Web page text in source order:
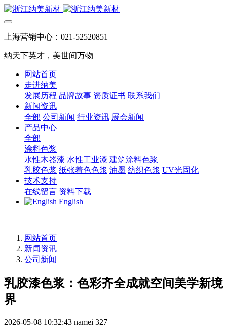
上海营销中心：021-52520851
纳天下英才，美世间万物
网站首页
走进纳美
发展历程 品牌故事 资质证书 联系我们
新闻资讯
全部 公司新闻 行业资讯 展会新闻
产品中心
全部
涂料色浆
水性木器漆 水性工业漆 建筑涂料色浆
乳胶色浆 纸张着色色浆 油墨 纺织色浆 UV光固化
技术支持
在线留言 资料下载
English
网站首页
新闻资讯
公司新闻
乳胶漆色浆：色彩齐全成就空间美学新境
界
2026-05-08 10:32:43 namei 327